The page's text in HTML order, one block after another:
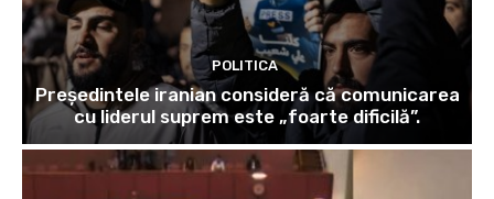
POLITICA
Președintele iranian consideră că comunicarea
cu liderul suprem este „foarte dificilă”.